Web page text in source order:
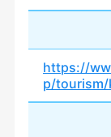
https://
p/